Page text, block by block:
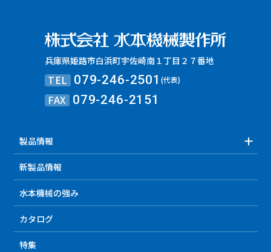
兵庫県姫路市白浜町宇佐崎南１丁目２７番地
TEL 079-246-2501(代表)
FAX 079-246-2151
製品情報
新製品情報
水本機械の強み
カタログ
特集